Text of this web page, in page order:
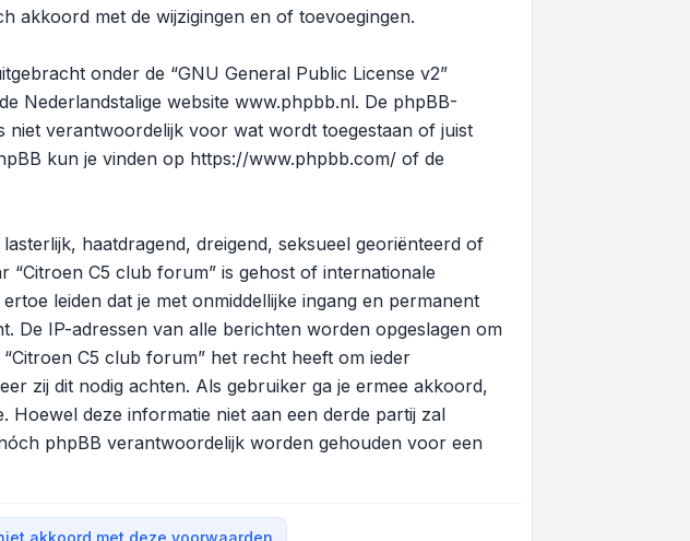
akkoord met de wijzigingen en of toevoegingen.
onder de “GNU General Public License v2”
Nederlandstalige website www.phpbb.nl. De phpBB-
niet verantwoordelijk voor wat wordt toegestaan of juist
kun je vinden op https://www.phpbb.com/ of de
haatdragend, dreigend, seksueel georiënteerd of
“Citroen C5 club forum” is gehost of internationale
leiden dat je met onmiddellijke ingang en permanent
De IP-adressen van alle berichten worden opgeslagen om
C5 club forum” het recht heeft om ieder
zij dit nodig achten. Als gebruiker ga je ermee akkoord,
Hoewel deze informatie niet aan een derde partij zal
phpBB verantwoordelijk worden gehouden voor een
akkoord met deze voorwaarden